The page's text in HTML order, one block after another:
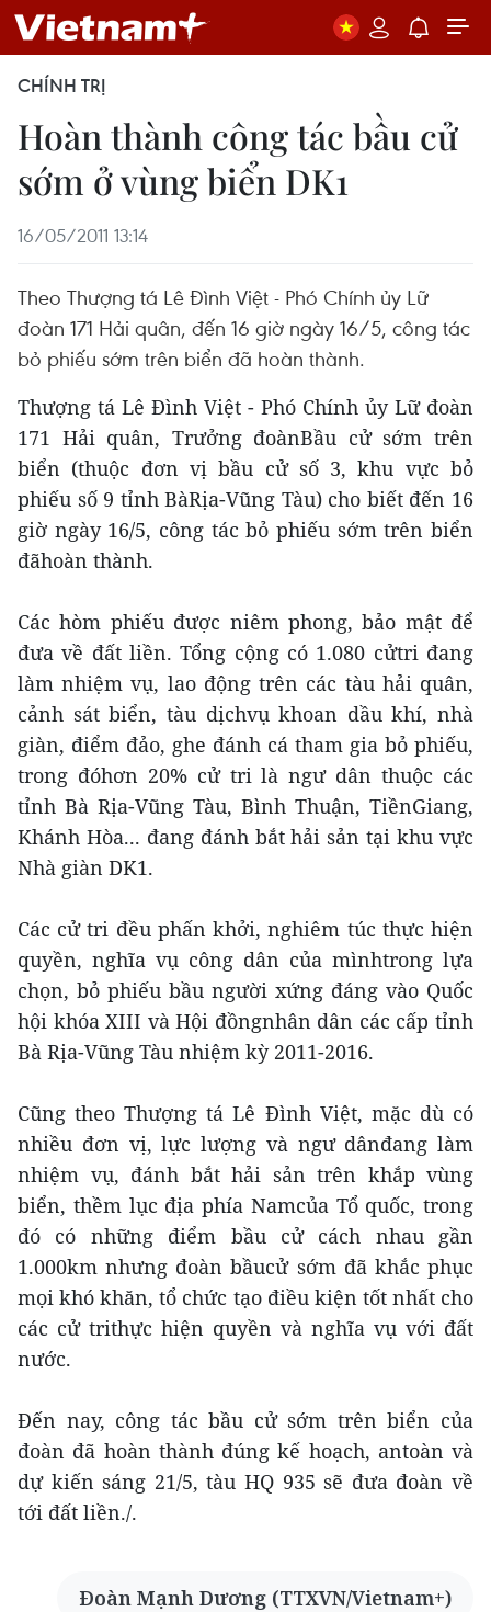
CHÍNH TRỊ
Hoàn thành công tác bầu cử
sớm ở vùng biển DK1
16/05/2011 13:14
Theo Thượng tá Lê Đình Việt - Phó Chính ủy Lữ
đoàn 171 Hải quân, đến 16 giờ ngày 16/5, công tác
bỏ phiếu sớm trên biển đã hoàn thành.
Thượng tá Lê Đình Việt - Phó Chính ủy Lữ đoàn
171 Hải quân, Trưởng đoànBầu cử sớm trên
biển (thuộc đơn vị bầu cử số 3, khu vực bỏ
phiếu số 9 tỉnh BàRịa-Vũng Tàu) cho biết đến 16
giờ ngày 16/5, công tác bỏ phiếu sớm trên biển
đãhoàn thành.
Các hòm phiếu được niêm phong, bảo mật để
đưa về đất liền. Tổng cộng có 1.080 cửtri đang
làm nhiệm vụ, lao động trên các tàu hải quân,
cảnh sát biển, tàu dịchvụ khoan dầu khí, nhà
giàn, điểm đảo, ghe đánh cá tham gia bỏ phiếu,
trong đóhơn 20% cử tri là ngư dân thuộc các
tỉnh Bà Rịa-Vũng Tàu, Bình Thuận, TiềnGiang,
Khánh Hòa... đang đánh bắt hải sản tại khu vực
Nhà giàn DK1.
Các cử tri đều phấn khởi, nghiêm túc thực hiện
quyền, nghĩa vụ công dân của mìnhtrong lựa
chọn, bỏ phiếu bầu người xứng đáng vào Quốc
hội khóa XIII và Hội đồngnhân dân các cấp tỉnh
Bà Rịa-Vũng Tàu nhiệm kỳ 2011-2016.
Cũng theo Thượng tá Lê Đình Việt, mặc dù có
nhiều đơn vị, lực lượng và ngư dânđang làm
nhiệm vụ, đánh bắt hải sản trên khắp vùng
biển, thềm lục địa phía Namcủa Tổ quốc, trong
đó có những điểm bầu cử cách nhau gần
1.000km nhưng đoàn bầucử sớm đã khắc phục
mọi khó khăn, tổ chức tạo điều kiện tốt nhất cho
các cử trithực hiện quyền và nghĩa vụ với đất
nước.
Đến nay, công tác bầu cử sớm trên biển của
đoàn đã hoàn thành đúng kế hoạch, antoàn và
dự kiến sáng 21/5, tàu HQ 935 sẽ đưa đoàn về
tới đất liền./.
Đoàn Mạnh Dương (TTXVN/Vietnam+)